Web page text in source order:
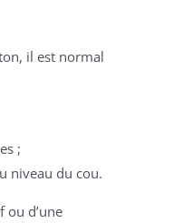
il est normal
;
niveau du cou.
ou d’une